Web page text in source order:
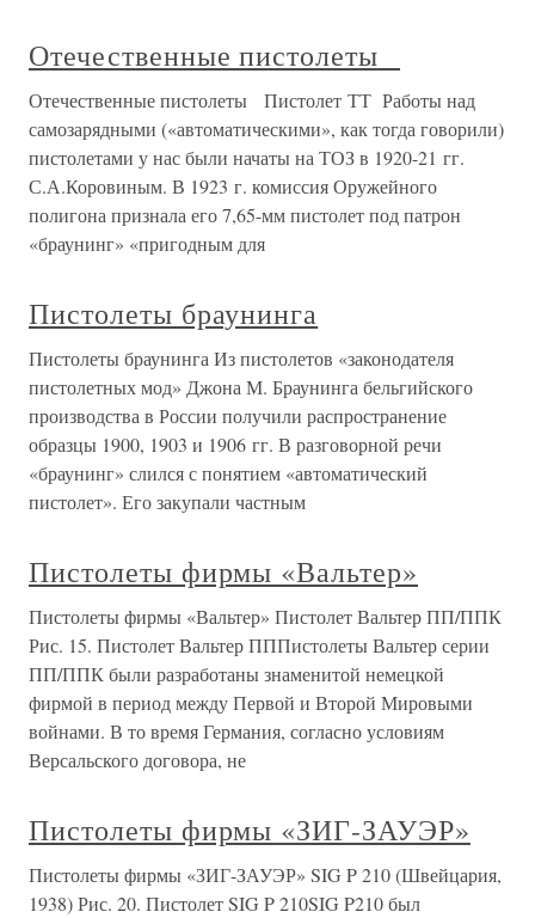
Отечественные пистолеты
Отечественные пистолеты Пистолет ТТ Работы над
самозарядными («автоматическими», как тогда говорили)
пистолетами у нас были начаты на ТОЗ в 1920-21 гг.
С.А.Коровиным. В 1923 г. комиссия Оружейного
полигона признала его 7,65-мм пистолет под патрон
«браунинг» «пригодным для
Пистолеты браунинга
Пистолеты браунинга Из пистолетов «законодателя
пистолетных мод» Джона М. Браунинга бельгийского
производства в России получили распространение
образцы 1900, 1903 и 1906 гг. В разговорной речи
«браунинг» слился с понятием «автоматический
пистолет». Его закупали частным
Пистолеты фирмы «Вальтер»
Пистолеты фирмы «Вальтер» Пистолет Вальтер ПП/ППК
Рис. 15. Пистолет Вальтер ПППистолеты Вальтер серии
ПП/ППК были разработаны знаменитой немецкой
фирмой в период между Первой и Второй Мировыми
войнами. В то время Германия, согласно условиям
Версальского договора, не
Пистолеты фирмы «ЗИГ-ЗАУЭР»
Пистолеты фирмы «ЗИГ-ЗАУЭР» SIG P 210 (Швейцария,
1938) Рис. 20. Пистолет SIG P 210SIG P210 был